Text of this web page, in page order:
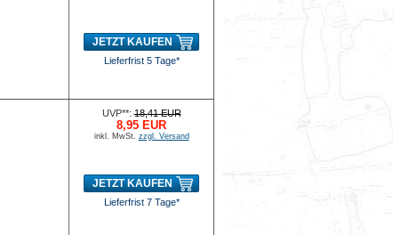
JETZT KAUFEN
Lieferfrist 5 Tage*
UVP**:18,41 EUR
8,95 EUR
inkl. MwSt. zzgl. Versand
JETZT KAUFEN
Lieferfrist 7 Tage*